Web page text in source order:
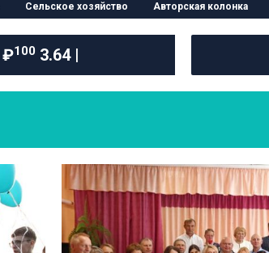
Сельское хозяйство Авторская колонка
₽1003.64 |